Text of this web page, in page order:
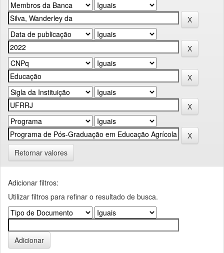
Retornar valores
Adicionar filtros:
Utilizar filtros para refinar o resultado de busca.